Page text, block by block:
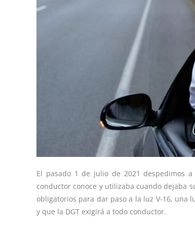
El pasado 1 de julio de 2021 despedimos
conductor conoce y utilizaba cuando dejaba
obligatorios para dar paso a la luz V-16,
y que la DGT exigirá a todo conductor.